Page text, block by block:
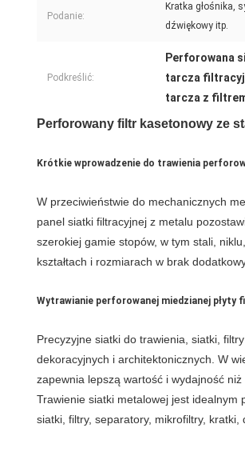
Podanie:
Kratka głośnika,
dźwiękowy itp.
Podkreślić:
Perforowana
tarcza
tarcza z
Perforowany filtr kasetonowy ze
Krótkie wprowadzenie do trawienia
W przeciwieństwie do mechanicznych
panel siatki filtracyjnej z metalu
szerokiej gamie stopów, w tym stali,
kształtach i rozmiarach w brak
Wytrawianie perforowanej miedzianej płyty
Precyzyjne siatki do trawienia, siatki,
dekoracyjnych i architektonicznych. W
zapewnia lepszą wartość i wydajność
Trawienie siatki metalowej jest idealnym
siatki, filtry, separatory, mikrofiltry, kratki,